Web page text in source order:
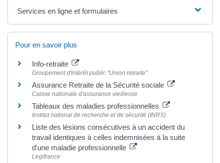
Services en ligne et formulaires
Pour en savoir plus
Info-retraite
Groupement d'intérêt public "Union retraite"
Assurance Retraite de la Sécurité sociale
Caisse nationale d'assurance vieillesse
Tableaux des maladies professionnelles
Institut national de recherche et de sécurité (INRS)
Liste des lésions consécutives à un accident du
travail identiques à celles indemnisées à la suite
d'une maladie professionnelle
Legifrance